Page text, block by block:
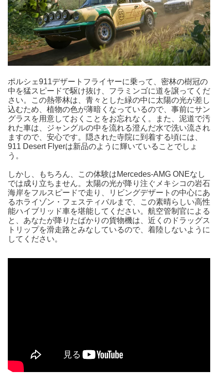
ポルシェ911デザートフライヤーに乗って、密林の樹冠の
中を猛スピードで駆け抜け、フラミンゴに道を譲ってくだ
さい。この熱帯林は、青々とした緑の中に太陽の光が差し
込むため、植物の色が薄暗くなっているので、事前にサン
グラスを用意しておくことをお忘れなく。また、泥道で汚
れた車は、ジャングルの中を流れる澄んだ水で洗い流され
ますので、安心です。隠された寺院に到着する頃には、
911 Desert Flyerは新品のように輝いていることでしょ
う。
しかし、もちろん、この体験はMercedes-AMG ONEなし
では成り立ちません。太陽の光が降り注ぐメキシコの岩石
海岸をフルスピードで走り、リビングデザートの中心にあ
るホライゾン・フェスティバルまで、この素晴らしい高性
能ハイブリッド車を堪能してください。航空管制官による
と、あなたが降りたばかりの貨物機は、近くのドラッグス
トリップを滑走路とみなしているので、着陸しないように
してください。